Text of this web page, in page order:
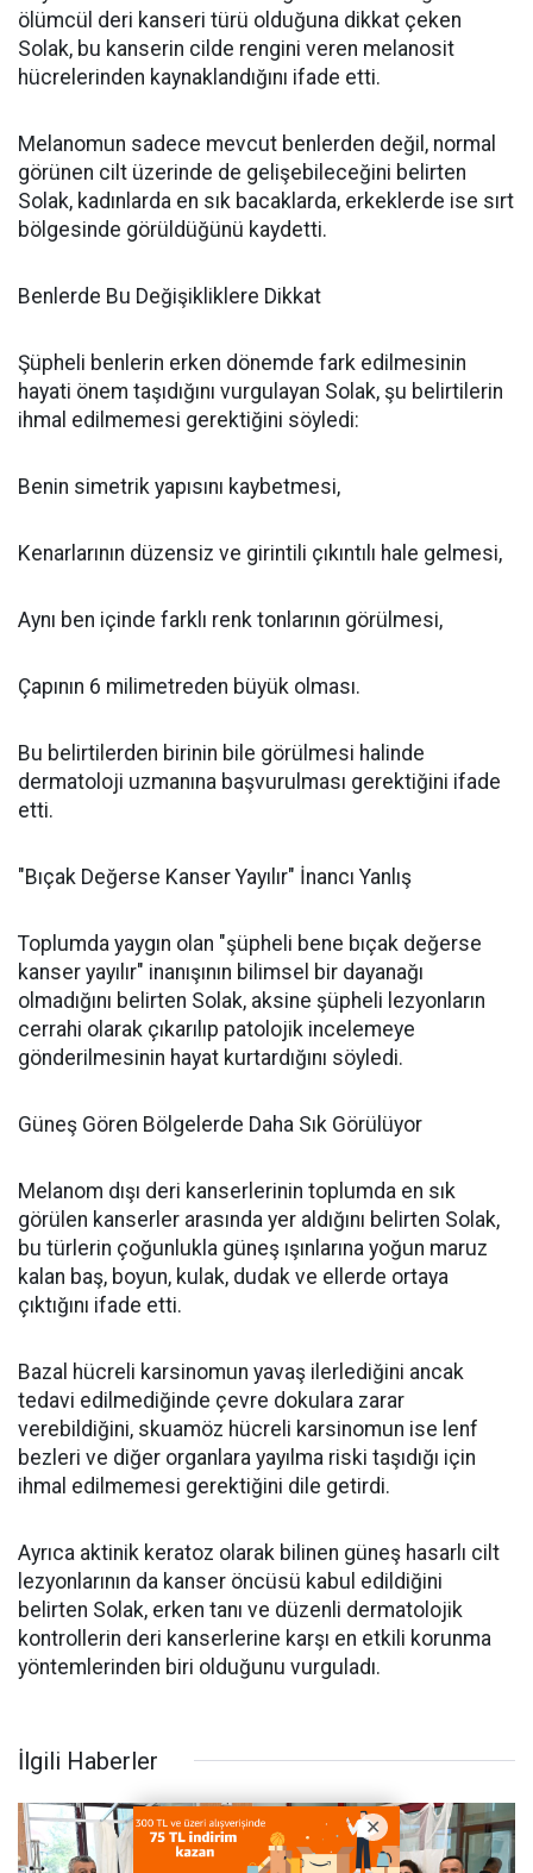
ölümcül deri kanseri türü olduğuna dikkat çeken
Solak, bu kanserin cilde rengini veren melanosit
hücrelerinden kaynaklandığını ifade etti.
Melanomun sadece mevcut benlerden değil, normal
görünen cilt üzerinde de gelişebileceğini belirten
Solak, kadınlarda en sık bacaklarda, erkeklerde ise sırt
bölgesinde görüldüğünü kaydetti.
Benlerde Bu Değişikliklere Dikkat
Şüpheli benlerin erken dönemde fark edilmesinin
hayati önem taşıdığını vurgulayan Solak, şu belirtilerin
ihmal edilmemesi gerektiğini söyledi:
Benin simetrik yapısını kaybetmesi,
Kenarlarının düzensiz ve girintili çıkıntılı hale gelmesi,
Aynı ben içinde farklı renk tonlarının görülmesi,
Çapının 6 milimetreden büyük olması.
Bu belirtilerden birinin bile görülmesi halinde
dermatoloji uzmanına başvurulması gerektiğini ifade
etti.
"Bıçak Değerse Kanser Yayılır" İnancı Yanlış
Toplumda yaygın olan "şüpheli bene bıçak değerse
kanser yayılır" inanışının bilimsel bir dayanağı
olmadığını belirten Solak, aksine şüpheli lezyonların
cerrahi olarak çıkarılıp patolojik incelemeye
gönderilmesinin hayat kurtardığını söyledi.
Güneş Gören Bölgelerde Daha Sık Görülüyor
Melanom dışı deri kanserlerinin toplumda en sık
görülen kanserler arasında yer aldığını belirten Solak,
bu türlerin çoğunlukla güneş ışınlarına yoğun maruz
kalan baş, boyun, kulak, dudak ve ellerde ortaya
çıktığını ifade etti.
Bazal hücreli karsinomun yavaş ilerlediğini ancak
tedavi edilmediğinde çevre dokulara zarar
verebildiğini, skuamöz hücreli karsinomun ise lenf
bezleri ve diğer organlara yayılma riski taşıdığı için
ihmal edilmemesi gerektiğini dile getirdi.
Ayrıca aktinik keratoz olarak bilinen güneş hasarlı cilt
lezyonlarının da kanser öncüsü kabul edildiğini
belirten Solak, erken tanı ve düzenli dermatolojik
kontrollerin deri kanserlerine karşı en etkili korunma
yöntemlerinden biri olduğunu vurguladı.
İlgili Haberler